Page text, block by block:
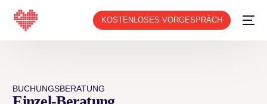
KOSTENLOSES VORGESPRÄCH
BUCHUNGSBERATUNG